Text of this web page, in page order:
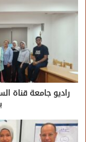
راديو جامعة قناة